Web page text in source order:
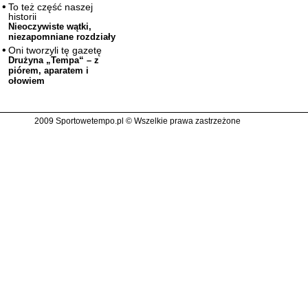
To też część naszej
historii
Nieoczywiste wątki,
niezapomniane rozdziały
Oni tworzyli tę gazetę
Drużyna „Tempa“ – z
piórem, aparatem i
ołowiem
2009 Sportowetempo.pl © Wszelkie prawa zastrzeżone